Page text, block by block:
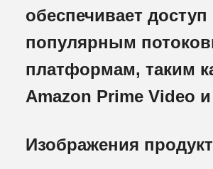
обеспечивает доступ
популярным
платформам, таким
Amazon Prime Video
Изображения